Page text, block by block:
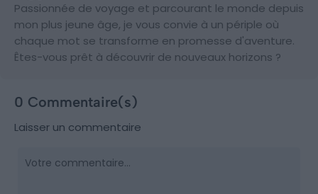
Passionnée de voyage et parcourant le monde depuis
mon plus jeune âge, je vous convie à un périple où
chaque mot se transforme en promesse d'aventure.
Êtes-vous prêt à découvrir de nouveaux horizons ?
0 Commentaire(s)
Laisser un commentaire